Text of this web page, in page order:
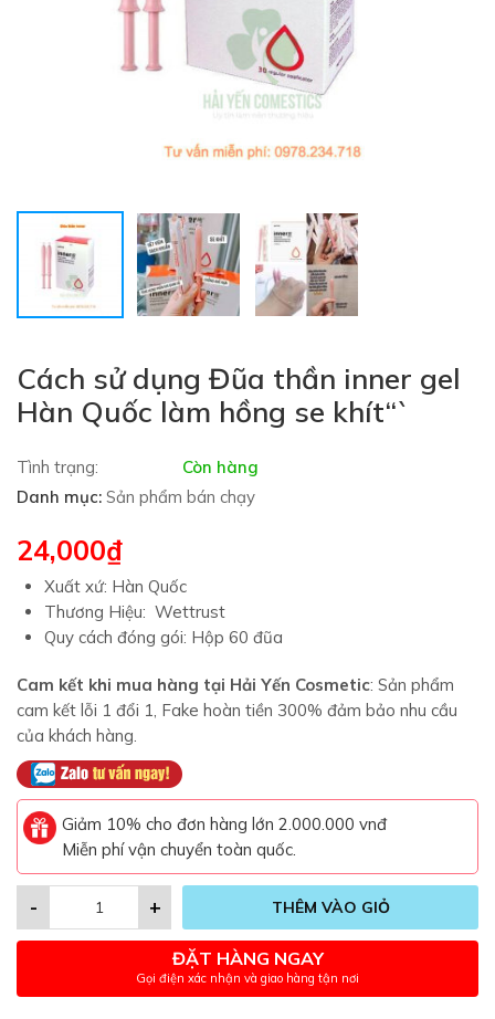
Cách sử dụng Đũa thần inner gel
Hàn Quốc làm hồng se khít“`
Tình trạng:
Còn hàng
Danh mục: Sản phẩm bán chạy
24,000₫
Xuất xứ: Hàn Quốc
Thương Hiệu: Wettrust
Quy cách đóng gói: Hộp 60 đũa
Cam kết khi mua hàng tại Hải Yến Cosmetic: Sản phẩm
cam kết lỗi 1 đổi 1, Fake hoàn tiền 300% đảm bảo nhu cầu
của khách hàng.
Giảm 10% cho đơn hàng lớn 2.000.000 vnđ
Miễn phí vận chuyển toàn quốc.
+
- THÊM VÀO GIỎ
ĐẶT HÀNG NGAY
Gọi điện xác nhận và giao hàng tận nơi